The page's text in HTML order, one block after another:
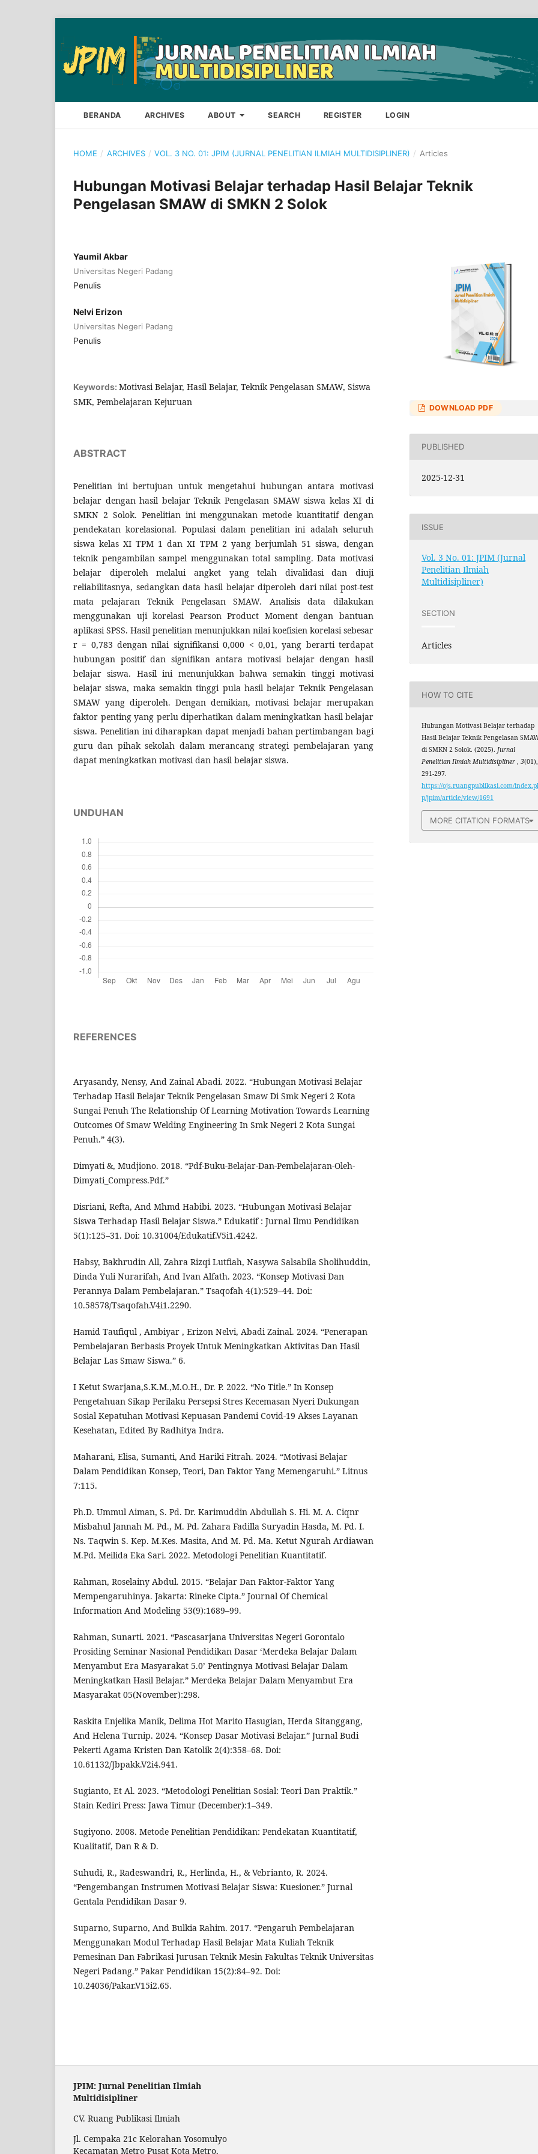
BERANDA ARCHIVES ABOUT SEARCH REGISTER LOGIN
HOME / ARCHIVES / VOL. 3 NO. 01: JPIM (JURNAL PENELITIAN ILMIAH MULTIDISIPLINER) / Articles
Hubungan Motivasi Belajar terhadap Hasil Belajar Teknik
Pengelasan SMAW di SMKN 2 Solok
Yaumil Akbar
Universitas Negeri Padang
Penulis
Nelvi Erizon
Universitas Negeri Padang
Penulis
Keywords: Motivasi Belajar, Hasil Belajar, Teknik Pengelasan SMAW, Siswa
SMK, Pembelajaran Kejuruan
ABSTRACT
Penelitian ini bertujuan untuk mengetahui hubungan antara motivasi
belajar dengan hasil belajar Teknik Pengelasan SMAW siswa kelas XI di
SMKN 2 Solok. Penelitian ini menggunakan metode kuantitatif dengan
pendekatan korelasional. Populasi dalam penelitian ini adalah seluruh
siswa kelas XI TPM 1 dan XI TPM 2 yang berjumlah 51 siswa, dengan
teknik pengambilan sampel menggunakan total sampling. Data motivasi
belajar diperoleh melalui angket yang telah divalidasi dan diuji
reliabilitasnya, sedangkan data hasil belajar diperoleh dari nilai post-test
mata pelajaran Teknik Pengelasan SMAW. Analisis data dilakukan
menggunakan uji korelasi Pearson Product Moment dengan bantuan
aplikasi SPSS. Hasil penelitian menunjukkan nilai koefisien korelasi sebesar
r = 0,783 dengan nilai signifikansi 0,000 < 0,01, yang berarti terdapat
hubungan positif dan signifikan antara motivasi belajar dengan hasil
belajar siswa. Hasil ini menunjukkan bahwa semakin tinggi motivasi
belajar siswa, maka semakin tinggi pula hasil belajar Teknik Pengelasan
SMAW yang diperoleh. Dengan demikian, motivasi belajar merupakan
faktor penting yang perlu diperhatikan dalam meningkatkan hasil belajar
siswa. Penelitian ini diharapkan dapat menjadi bahan pertimbangan bagi
guru dan pihak sekolah dalam merancang strategi pembelajaran yang
dapat meningkatkan motivasi dan hasil belajar siswa.
UNDUHAN
REFERENCES
Aryasandy, Nensy, And Zainal Abadi. 2022. “Hubungan Motivasi Belajar
Terhadap Hasil Belajar Teknik Pengelasan Smaw Di Smk Negeri 2 Kota
Sungai Penuh The Relationship Of Learning Motivation Towards Learning
Outcomes Of Smaw Welding Engineering In Smk Negeri 2 Kota Sungai
Penuh.” 4(3).
Dimyati &, Mudjiono. 2018. “Pdf-Buku-Belajar-Dan-Pembelajaran-Oleh-
Dimyati_Compress.Pdf.”
Disriani, Refta, And Mhmd Habibi. 2023. “Hubungan Motivasi Belajar
Siswa Terhadap Hasil Belajar Siswa.” Edukatif : Jurnal Ilmu Pendidikan
5(1):125–31. Doi: 10.31004/Edukatif.V5i1.4242.
Habsy, Bakhrudin All, Zahra Rizqi Lutfiah, Nasywa Salsabila Sholihuddin,
Dinda Yuli Nurarifah, And Ivan Alfath. 2023. “Konsep Motivasi Dan
Perannya Dalam Pembelajaran.” Tsaqofah 4(1):529–44. Doi:
10.58578/Tsaqofah.V4i1.2290.
Hamid Taufiqul , Ambiyar , Erizon Nelvi, Abadi Zainal. 2024. “Penerapan
Pembelajaran Berbasis Proyek Untuk Meningkatkan Aktivitas Dan Hasil
Belajar Las Smaw Siswa.” 6.
I Ketut Swarjana,S.K.M.,M.O.H., Dr. P. 2022. “No Title.” In Konsep
Pengetahuan Sikap Perilaku Persepsi Stres Kecemasan Nyeri Dukungan
Sosial Kepatuhan Motivasi Kepuasan Pandemi Covid-19 Akses Layanan
Kesehatan, Edited By Radhitya Indra.
Maharani, Elisa, Sumanti, And Hariki Fitrah. 2024. “Motivasi Belajar
Dalam Pendidikan Konsep, Teori, Dan Faktor Yang Memengaruhi.” Litnus
7:115.
Ph.D. Ummul Aiman, S. Pd. Dr. Karimuddin Abdullah S. Hi. M. A. Ciqnr
Misbahul Jannah M. Pd., M. Pd. Zahara Fadilla Suryadin Hasda, M. Pd. I.
Ns. Taqwin S. Kep. M.Kes. Masita, And M. Pd. Ma. Ketut Ngurah Ardiawan
M.Pd. Meilida Eka Sari. 2022. Metodologi Penelitian Kuantitatif.
Rahman, Roselainy Abdul. 2015. “Belajar Dan Faktor-Faktor Yang
Mempengaruhinya. Jakarta: Rineke Cipta.” Journal Of Chemical
Information And Modeling 53(9):1689–99.
Rahman, Sunarti. 2021. “Pascasarjana Universitas Negeri Gorontalo
Prosiding Seminar Nasional Pendidikan Dasar ‘Merdeka Belajar Dalam
Menyambut Era Masyarakat 5.0’ Pentingnya Motivasi Belajar Dalam
Meningkatkan Hasil Belajar.” Merdeka Belajar Dalam Menyambut Era
Masyarakat 05(November):298.
Raskita Enjelika Manik, Delima Hot Marito Hasugian, Herda Sitanggang,
And Helena Turnip. 2024. “Konsep Dasar Motivasi Belajar.” Jurnal Budi
Pekerti Agama Kristen Dan Katolik 2(4):358–68. Doi:
10.61132/Jbpakk.V2i4.941.
Sugianto, Et Al. 2023. “Metodologi Penelitian Sosial: Teori Dan Praktik.”
Stain Kediri Press: Jawa Timur (December):1–349.
Sugiyono. 2008. Metode Penelitian Pendidikan: Pendekatan Kuantitatif,
Kualitatif, Dan R & D.
Suhudi, R., Radeswandri, R., Herlinda, H., & Vebrianto, R. 2024.
“Pengembangan Instrumen Motivasi Belajar Siswa: Kuesioner.” Jurnal
Gentala Pendidikan Dasar 9.
Suparno, Suparno, And Bulkia Rahim. 2017. “Pengaruh Pembelajaran
Menggunakan Modul Terhadap Hasil Belajar Mata Kuliah Teknik
Pemesinan Dan Fabrikasi Jurusan Teknik Mesin Fakultas Teknik Universitas
Negeri Padang.” Pakar Pendidikan 15(2):84–92. Doi:
10.24036/Pakar.V15i2.65.
DOWNLOAD PDF
PUBLISHED
2025-12-31
ISSUE
Vol. 3 No. 01: JPIM (Jurnal
Penelitian Ilmiah
Multidisipliner)
SECTION
Articles
HOW TO CITE
Hubungan Motivasi Belajar terhadap
Hasil Belajar Teknik Pengelasan
di SMKN 2 Solok. (2025).Jurnal
Penelitian Ilmiah Multidisipliner,3(01),
291-297.
https://ojs.ruangpublikasi.com/
p/jpim/article/view/1691
MORE CITATION FORMATS
JPIM: Jurnal Penelitian Ilmiah
Multidisipliner
CV. Ruang Publikasi Ilmiah
Jl. Cempaka 21c Kelorahan Yosomulyo
Kecamatan Metro Pusat Kota Metro,